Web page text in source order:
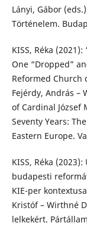
Lányi, Gábor
Történelem.
KISS, Réka
One “Dropped”
Reformed
Fejérdy, András –
of Cardinal József
Seventy Years:
Eastern Europe.
KISS, Réka
budapesti
KIE-per
Kristóf – Wirthné
lelkekért.